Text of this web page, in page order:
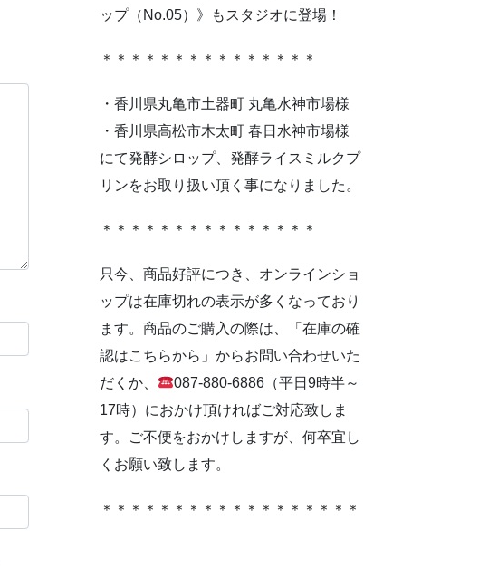
ップ（No.05）》もスタジオに登場！
＊＊＊＊＊＊＊＊＊＊＊＊＊＊＊
・香川県丸亀市土器町 丸亀水神市場様
・香川県高松市木太町 春日水神市場様
にて発酵シロップ、発酵ライスミルクプ
リンをお取り扱い頂く事になりました。
＊＊＊＊＊＊＊＊＊＊＊＊＊＊＊
只今、商品好評につき、オンラインショ
ップは在庫切れの表示が多くなっており
ます。商品のご購入の際は、「在庫の確
認はこちらから」からお問い合わせいた
だくか、
087-880-6886（平日9時半～
17時）におかけ頂ければご対応致しま
す。ご不便をおかけしますが、何卒宜し
くお願い致します。
＊＊＊＊＊＊＊＊＊＊＊＊＊＊＊＊＊＊